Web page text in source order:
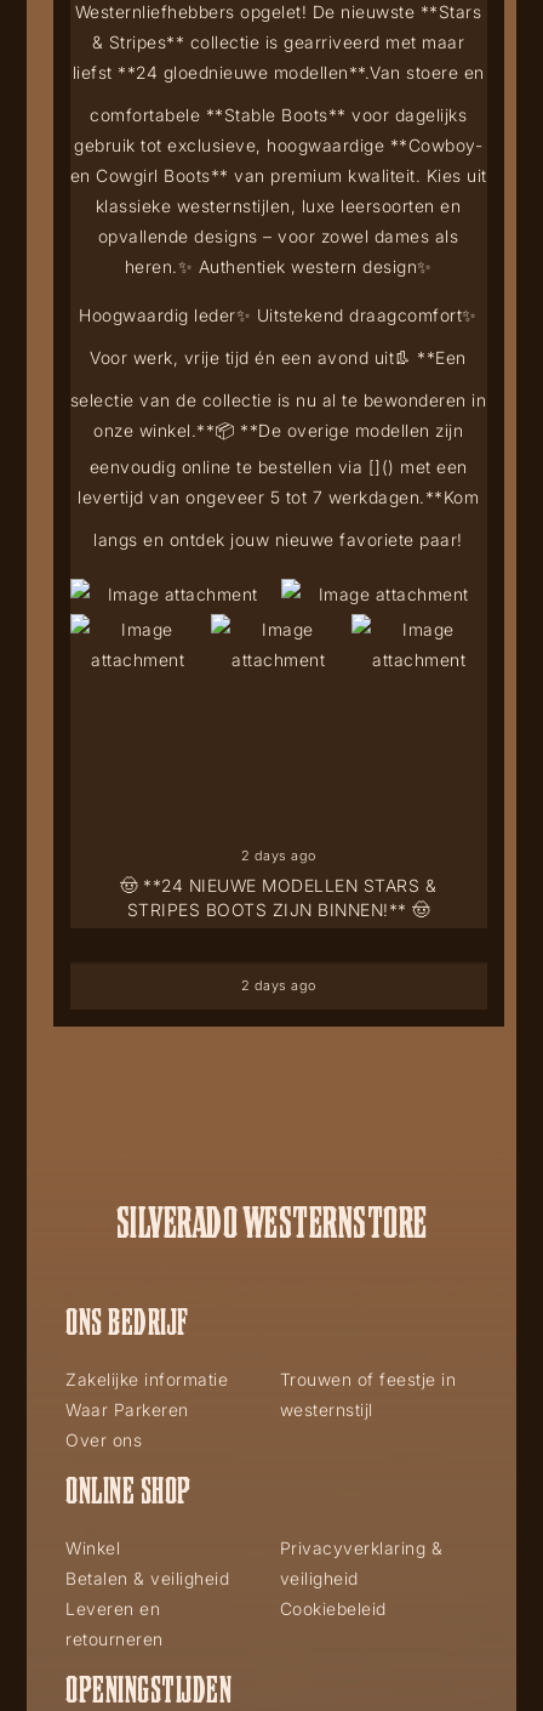
🤠 **24 NIEUWE MODELLEN STARS &
STRIPES BOOTS ZIJN BINNEN!** 🤠
Westernliefhebbers opgelet! De nieuwste **Stars
& Stripes** collectie is gearriveerd met maar
liefst **24 gloednieuwe modellen**.Van stoere en
comfortabele **Stable Boots** voor dagelijks
gebruik tot exclusieve, hoogwaardige **Cowboy-
en Cowgirl Boots** van premium kwaliteit. Kies uit
klassieke westernstijlen, luxe leersoorten en
opvallende designs – voor zowel dames als
heren.✨ Authentiek western design✨
Hoogwaardig leder✨ Uitstekend draagcomfort✨
Voor werk, vrije tijd én een avond uit👢 **Een
selectie van de collectie is nu al te bewonderen in
onze winkel.**📦 **De overige modellen zijn
eenvoudig online te bestellen via []() met een
levertijd van ongeveer 5 tot 7 werkdagen.**Kom
langs en ontdek jouw nieuwe favoriete paar!
2 days ago
2 days ago
SILVERADO WESTERNSTORE
ONS BEDRIJF
Zakelijke informatie
Waar Parkeren
Over ons
Trouwen of feestje in
westernstijl
ONLINE SHOP
Winkel
Betalen & veiligheid
Leveren en
retourneren
Privacyverklaring &
veiligheid
Cookiebeleid
OPENINGSTIJDEN